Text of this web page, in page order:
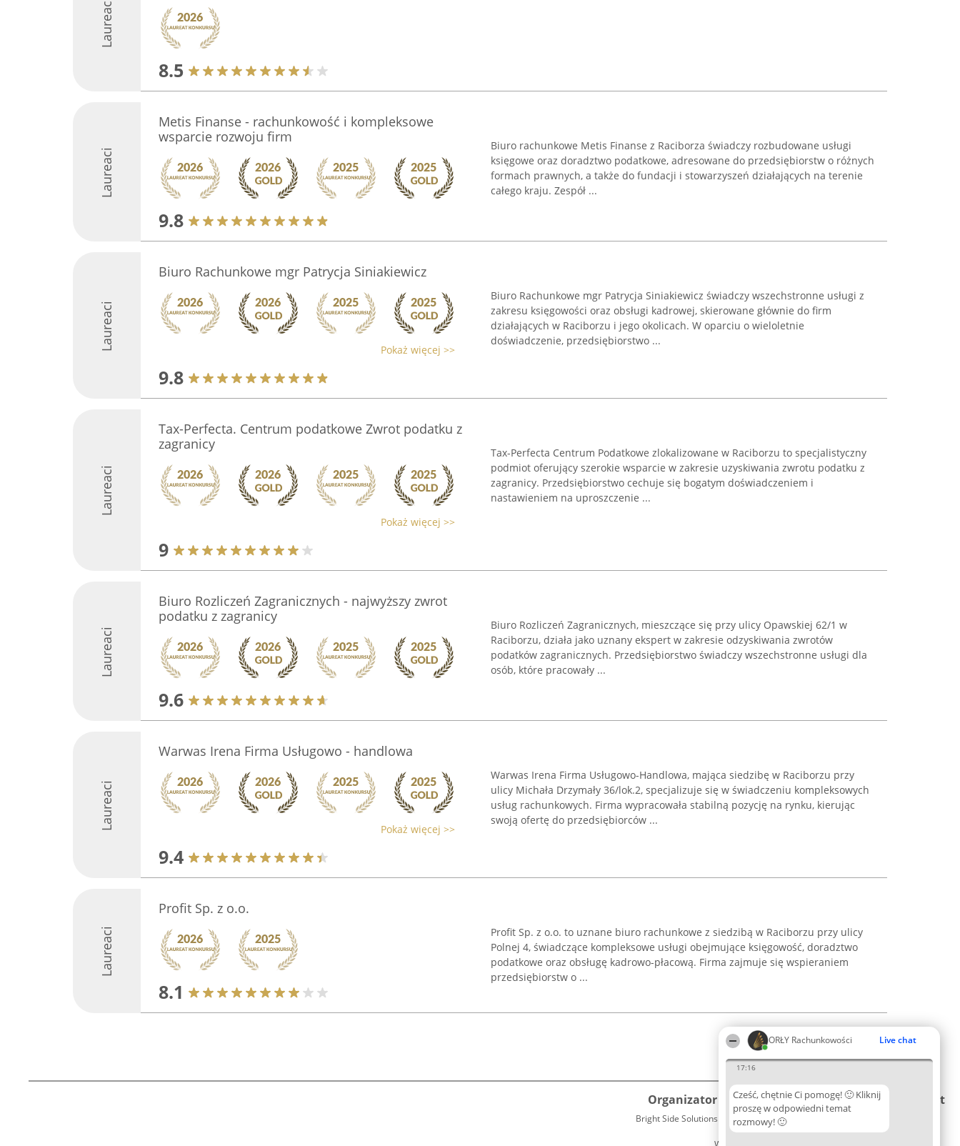
ORŁY Rachunkowości Live chat
17:16
Cześć, chętnie Ci pomogę! 🙂 Kliknij
proszę w odpowiedni temat
rozmowy! 🙂
Laureaci
8.5
Laureaci
Metis Finanse - rachunkowość i kompleksowe
wsparcie rozwoju firm
9.8
Biuro rachunkowe Metis Finanse z Raciborza świadczy rozbudowane usługi
księgowe oraz doradztwo podatkowe, adresowane do przedsiębiorstw o różnych
formach prawnych, a także do fundacji i stowarzyszeń działających na terenie
całego kraju. Zespół ...
Laureaci
Biuro Rachunkowe mgr Patrycja Siniakiewicz
Pokaż więcej >>
9.8
Biuro Rachunkowe mgr Patrycja Siniakiewicz świadczy wszechstronne usługi z
zakresu księgowości oraz obsługi kadrowej, skierowane głównie do firm
działających w Raciborzu i jego okolicach. W oparciu o wieloletnie
doświadczenie, przedsiębiorstwo ...
Laureaci
Tax-Perfecta. Centrum podatkowe Zwrot podatku z
zagranicy
Pokaż więcej >>
9
Tax-Perfecta Centrum Podatkowe zlokalizowane w Raciborzu to specjalistyczny
podmiot oferujący szerokie wsparcie w zakresie uzyskiwania zwrotu podatku z
zagranicy. Przedsiębiorstwo cechuje się bogatym doświadczeniem i
nastawieniem na uproszczenie ...
Laureaci
Biuro Rozliczeń Zagranicznych - najwyższy zwrot
podatku z zagranicy
9.6
Biuro Rozliczeń Zagranicznych, mieszczące się przy ulicy Opawskiej 62/1 w
Raciborzu, działa jako uznany ekspert w zakresie odzyskiwania zwrotów
podatków zagranicznych. Przedsiębiorstwo świadczy wszechstronne usługi dla
osób, które pracowały ...
Laureaci
Warwas Irena Firma Usługowo - handlowa
Pokaż więcej >>
9.4
Warwas Irena Firma Usługowo-Handlowa, mająca siedzibę w Raciborzu przy
ulicy Michała Drzymały 36/lok.2, specjalizuje się w świadczeniu kompleksowych
usług rachunkowych. Firma wypracowała stabilną pozycję na rynku, kierując
swoją ofertę do przedsiębiorców ...
Laureaci
Profit Sp. z o.o.
8.1
Profit Sp. z o.o. to uznane biuro rachunkowe z siedzibą w Raciborzu przy ulicy
Polnej 4, świadczące kompleksowe usługi obejmujące księgowość, doradztwo
podatkowe oraz obsługę kadrowo-płacową. Firma zajmuje się wspieraniem
przedsiębiorstw o ...
Organizator plebiscytu
Bright Side Solutions sp. z o. o. sp. k.
ul. Ruska 22
Plebiscyt
Lista
Kontakt